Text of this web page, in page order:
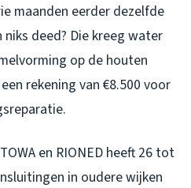
maanden eerder dezelfde
deed? Die kreeg water
op de houten
rekening van €8.500 voor
en RIONED heeft 26 tot
in oudere wijken